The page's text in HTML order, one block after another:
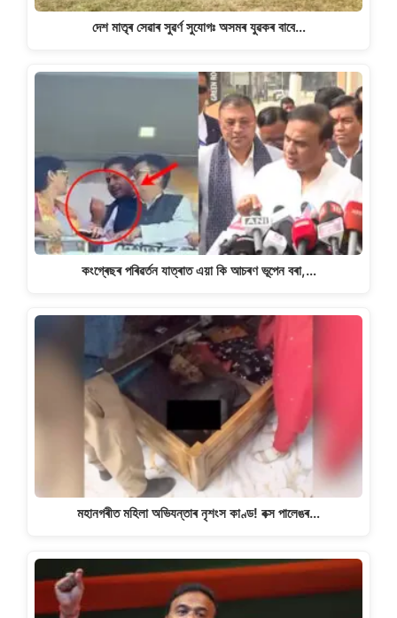
দেশ মাতৃৰ সেৱাৰ সুৱৰ্ণ সুযোগঃ অসমৰ যুৱকৰ বাবে…
কংগ্ৰেছৰ পৰিৱৰ্তন যাত্ৰাত এয়া কি আচৰণ ভূপেন বৰা,…
মহানগৰীত মহিলা অভিযন্তাৰ নৃশংস কাণ্ড! বক্স পালেঙৰ…